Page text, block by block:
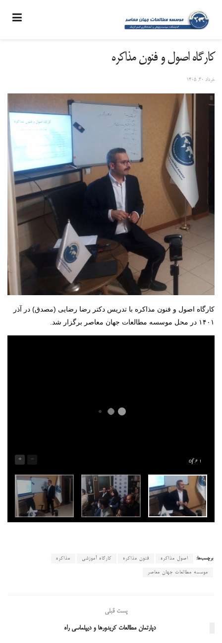
کارگاه اصول و فنون مذاکره
خرداد ۳۰, ۱۴۰۵
کارگاه اصول و فنون مذاکره با تدریس دکتر رضا رضایی (مصدق) در آذر
۱۴۰۱ در محل موسسه مطالعات جهان معاصر برگزار شد.
۱ of 6
-
+
برچسب‌ها: اصول مذاکره فنون مذاکره کارگاه آموزشی مذاکره
موسسه مطالعات جهان معاصر
پست قبلی
دپارتمان مطالعات کریدورها و دیپلماسی راه